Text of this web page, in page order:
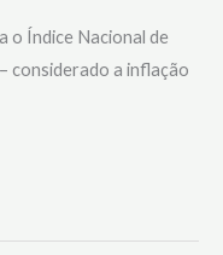
o Índice Nacional de
considerado a inflação